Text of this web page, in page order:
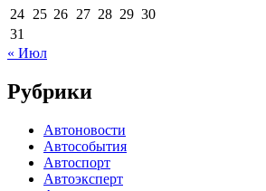
24 25 26 27 28 29 30
31
« Июл
Рубрики
Автоновости
Автособытия
Автоспорт
Автоэксперт